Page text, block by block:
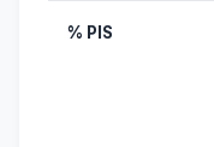
% PIS